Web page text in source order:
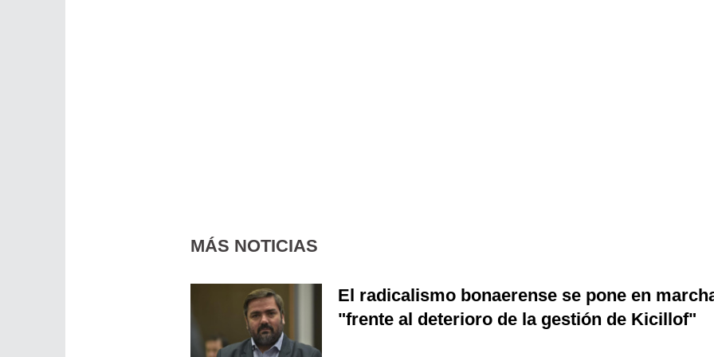
MÁS NOTICIAS
El radicalismo bonaerense se pone en
"frente al deterioro de la gestión de Kicillof"